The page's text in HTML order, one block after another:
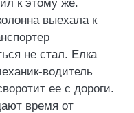
к этому же.
выехала к
не стал. Елка
водитель
ее с дороги.
время от